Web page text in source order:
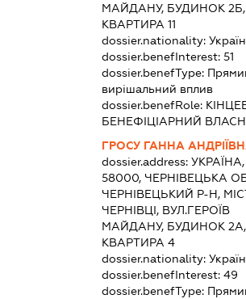
МАЙДАНУ, БУДИНОК 2Б,
КВАРТИРА 11
dossier.nationality:
dossier.benefInterest:51
dossier.benefType:
вирішальний вплив
dossier.benefRole:
БЕНЕФІЦІАРНИЙ
ГРОСУ ГАННА
dossier.address:УКРАЇНА,
58000, ЧЕРНІВЕЦЬКА
ЧЕРНІВЕЦЬКИЙ Р-Н,
ЧЕРНІВЦІ, ВУЛ.ГЕРОЇВ
МАЙДАНУ, БУДИНОК 2А,
КВАРТИРА 4
dossier.nationality:
dossier.benefInterest:49
dossier.benefType: